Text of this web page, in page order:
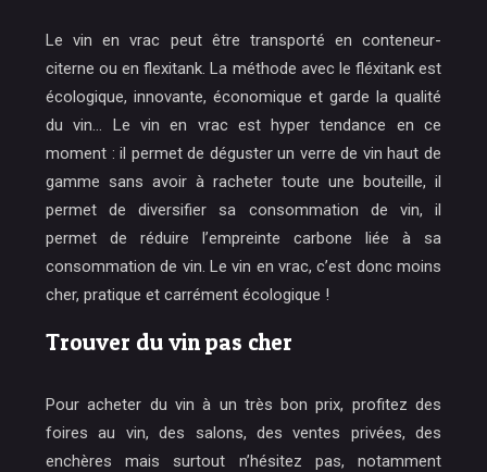
Le vin en vrac peut être transporté en conteneur-
citerne ou en flexitank. La méthode avec le fléxitank est
écologique, innovante, économique et garde la qualité
du vin… Le vin en vrac est hyper tendance en ce
moment : il permet de déguster un verre de vin haut de
gamme sans avoir à racheter toute une bouteille, il
permet de diversifier sa consommation de vin, il
permet de réduire l’empreinte carbone liée à sa
consommation de vin. Le vin en vrac, c’est donc moins
cher, pratique et carrément écologique !
Trouver du vin pas cher
Pour acheter du vin à un très bon prix, profitez des
foires au vin, des salons, des ventes privées, des
enchères mais surtout n’hésitez pas, notamment